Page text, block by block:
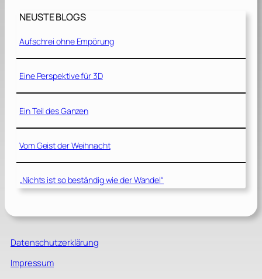
NEUSTE BLOGS
Aufschrei ohne Empörung
Eine Perspektive für 3D
Ein Teil des Ganzen
Vom Geist der Weihnacht
„Nichts ist so beständig wie der Wandel“
Datenschutzerklärung
Impressum